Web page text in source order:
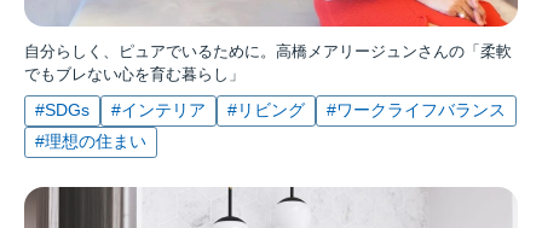
自分らしく、ピュアでいるために。高橋メアリージュンさんの「柔軟
でもブレない心を育む暮らし」
#SDGs #インテリア #リビング
#ワークライフバランス
#理想の住まい